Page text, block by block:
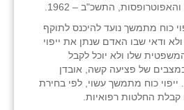
התשכ"ב – 1962.
כוח מתמשך נועד להיכנס לתוקף
ודאי שבו האדם שנתן את ייפוי
שלו ולא יוכל לקבל
של פציעה קשה, אובדן
ייפוי כוח מתמשך עשוי, לפי בחירת
קבלת החלטות רפואיות.